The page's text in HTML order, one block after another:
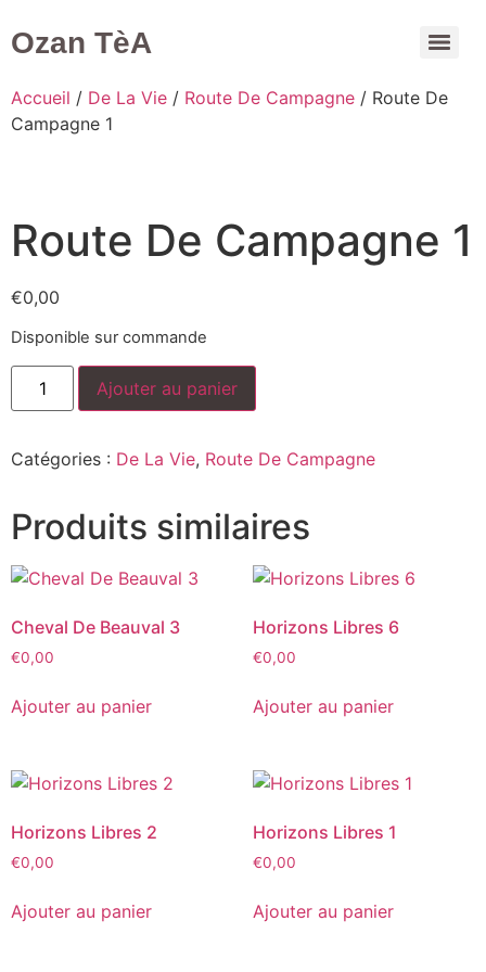
Ozan TèA
Accueil / De La Vie / Route De Campagne / Route De
Campagne 1
Route De Campagne 1
€0,00
Disponible sur commande
Ajouter au panier
Catégories : De La Vie, Route De Campagne
Produits similaires
Cheval De Beauval 3
€0,00
Ajouter au panier
Horizons Libres 6
€0,00
Ajouter au panier
Horizons Libres 2
€0,00
Ajouter au panier
Horizons Libres 1
€0,00
Ajouter au panier